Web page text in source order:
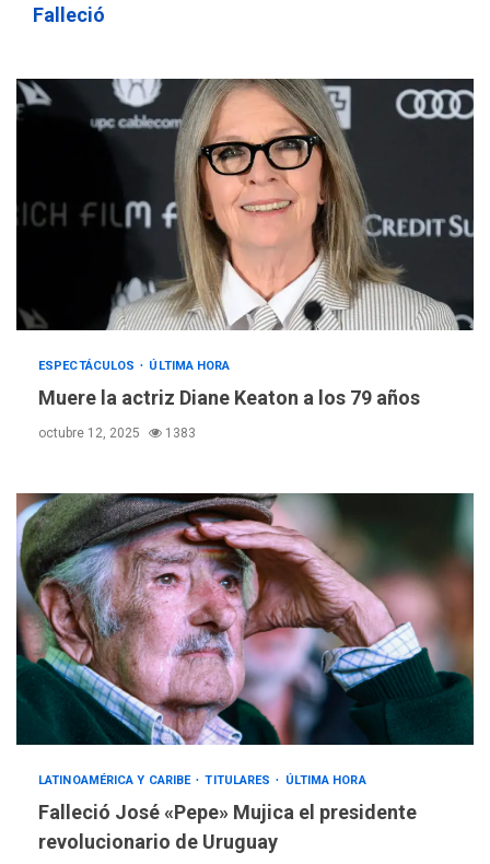
Falleció
ESPECTÁCULOS ÚLTIMA HORA
Muere la actriz Diane Keaton a los 79 años
octubre 12, 2025 1383
LATINOAMÉRICA Y CARIBE TITULARES ÚLTIMA HORA
Falleció José «Pepe» Mujica el presidente
revolucionario de Uruguay